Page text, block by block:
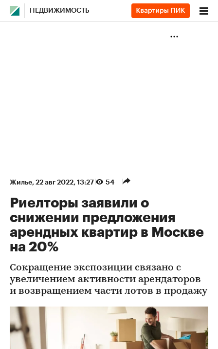
НЕДВИЖИМОСТЬ
Жилье⁠, 22 авг 2022, 13:27 54
Риелторы заявили о
снижении предложения
арендных квартир в Москве
на 20%
Сокращение экспозиции связано с
увеличением активности арендаторов
и возвращением части лотов в продажу